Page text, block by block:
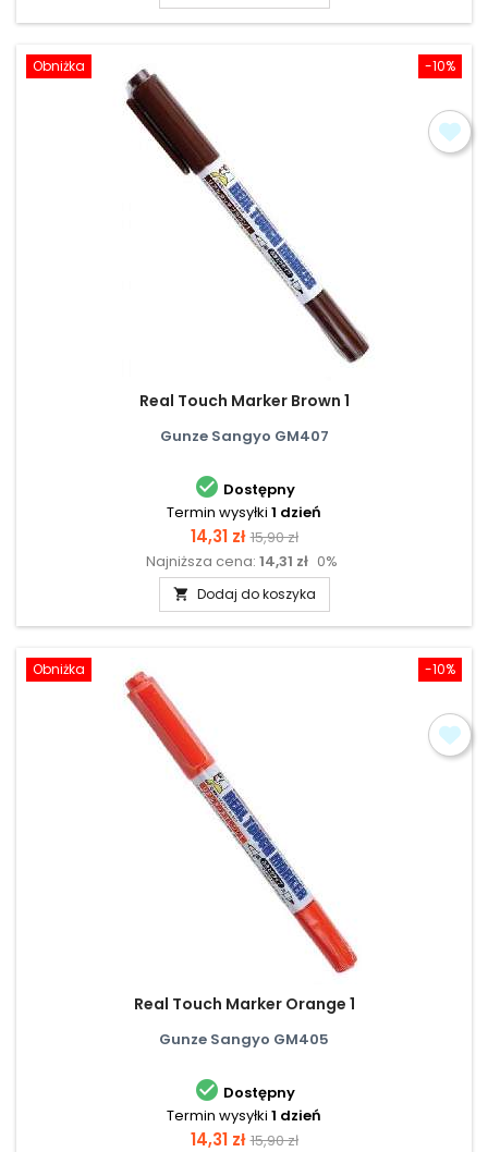
-10%
Obniżka
Real Touch Marker Brown 1
Gunze Sangyo GM407
 Dostępny
Termin wysyłki 1 dzień
Cena
14,31 zł Cena
podstawowa
15,90 zł
Najniższa cena: 14,31 zł 0%
 Dodaj do koszyka
-10%
Obniżka
Real Touch Marker Orange 1
Gunze Sangyo GM405
 Dostępny
Termin wysyłki 1 dzień
Cena
14,31 zł Cena
15,90 zł